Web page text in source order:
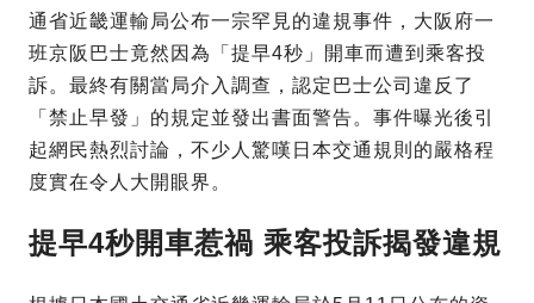
通省近畿運輸局公布一宗罕見的違規事件，大阪府一
班京阪巴士竟然因為「提早4秒」開車而遭到乘客投
訴。最終有關當局介入調查，認定巴士公司違反了
「禁止早發」的規定並發出書面警告。事件曝光後引
起網民熱烈討論，不少人驚嘆日本交通規則的嚴格程
度實在令人大開眼界。
提早4秒開車惹禍 乘客投訴揭發違規